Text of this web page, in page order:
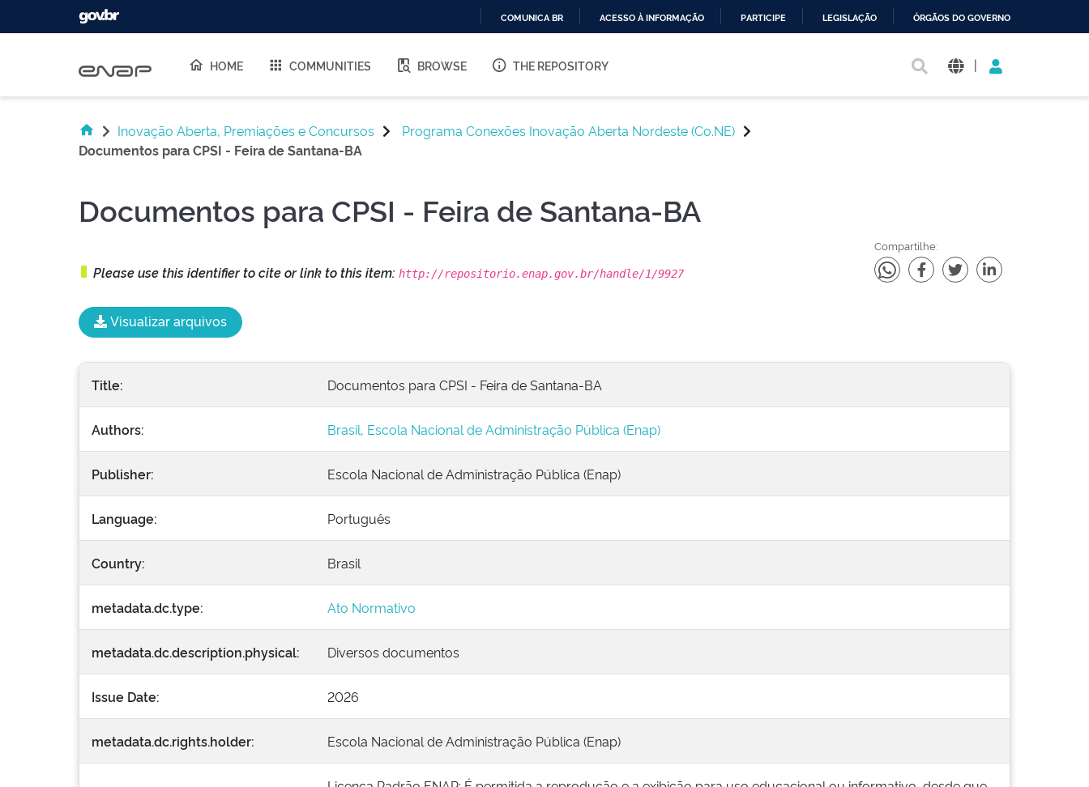
O
COMUNICA BR ACESSO À INFORMAÇÃO PARTICIPE LEGISLAÇÃO ÓRGÃOS DO GOVERNO
HOME COMMUNITIES BROWSE THE REPOSITORY |
Inovação Aberta, Premiações e Concursos
Programa Conexões Inovação Aberta Nordeste (Co.NE)
Documentos para CPSI - Feira de Santana-BA
Documentos para CPSI - Feira de Santana-BA
Please use this identifier to cite or link to this item: http://repositorio.enap.gov.br/handle/1/9927
Compartilhe:
Visualizar arquivos
Title: Documentos para CPSI - Feira de Santana-BA
Authors: Brasil, Escola Nacional de Administração Pública (Enap)
Publisher: Escola Nacional de Administração Pública (Enap)
Language: Português
Country: Brasil
metadata.dc.type: Ato Normativo
metadata.dc.description.physical: Diversos documentos
Issue Date: 2026
metadata.dc.rights.holder: Escola Nacional de Administração Pública (Enap)